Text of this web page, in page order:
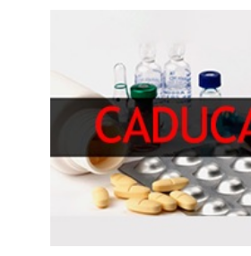
Perfiles especial
dia mundial de la hipertension